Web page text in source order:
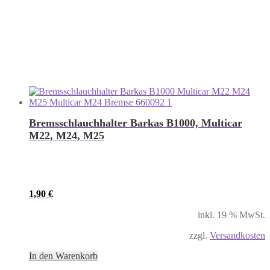
Bremsschlauchhalter Barkas B1000, Multicar
M22, M24, M25
1,90 €
inkl. 19 % MwSt.
zzgl. Versandkosten
In den Warenkorb